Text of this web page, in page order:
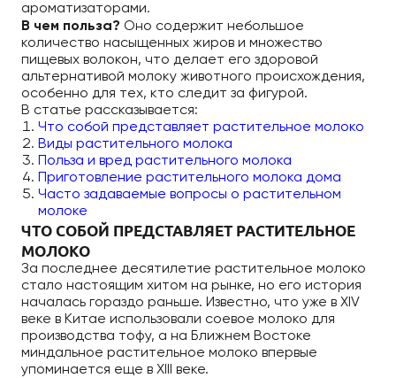
ароматизаторами.
В чем польза? Оно содержит небольшое
количество насыщенных жиров и множество
пищевых волокон, что делает его здоровой
альтернативой молоку животного происхождения,
особенно для тех, кто следит за фигурой.
В статье рассказывается:
Что собой представляет растительное молоко
Виды растительного молока
Польза и вред растительного молока
Приготовление растительного молока дома
Часто задаваемые вопросы о растительном
молоке
ЧТО СОБОЙ ПРЕДСТАВЛЯЕТ РАСТИТЕЛЬНОЕ
МОЛОКО
За последнее десятилетие растительное молоко
стало настоящим хитом на рынке, но его история
началась гораздо раньше. Известно, что уже в XIV
веке в Китае использовали соевое молоко для
производства тофу, а на Ближнем Востоке
миндальное растительное молоко впервые
упоминается еще в XIII веке.